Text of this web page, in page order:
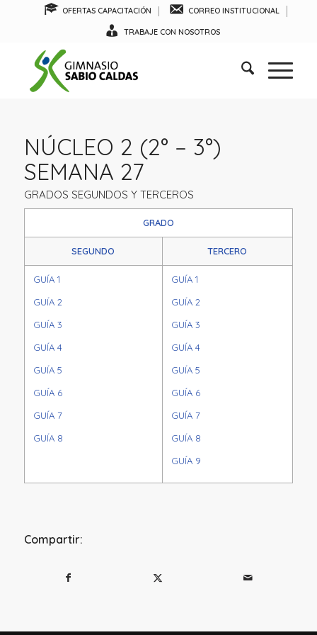
OFERTAS CAPACITACIÓN CORREO INSTITUCIONAL
TRABAJE CON NOSOTROS
NÚCLEO 2 (2° – 3°)
SEMANA 27
GRADOS SEGUNDOS Y TERCEROS
GRADO
SEGUNDO TERCERO
GUÍA 1
GUÍA 2
GUÍA 3
GUÍA 4
GUÍA 5
GUÍA 6
GUÍA 7
GUÍA 8
GUÍA 1
GUÍA 2
GUÍA 3
GUÍA 4
GUÍA 5
GUÍA 6
GUÍA 7
GUÍA 8
GUÍA 9
Compartir: